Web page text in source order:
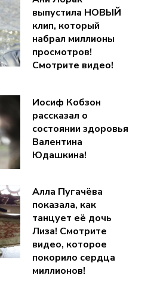
выпустила НОВЫЙ
клип, который
набрал миллионы
просмотров!
Смотрите видео!
Иосиф Кобзон
рассказал о
состоянии здоровья
Валентина
Юдашкина!
Алла Пугачёва
показала, как
танцует её дочь
Лиза! Смотрите
видео, которое
покорило сердца
миллионов!